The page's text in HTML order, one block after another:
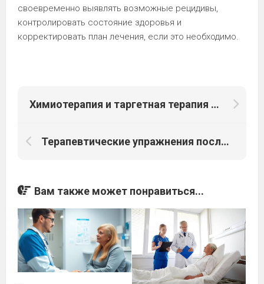
своевременно выявлять возможные рецидивы,
контролировать состояние здоровья и
корректировать план лечения, если это необходимо.
Химиотерапия и таргетная терапия при раке почек: методы, преимущества и выбор лечения
Терапевтические упражнения после онкологии: ключ к восстановлению здоровья
Вам также может понравиться...